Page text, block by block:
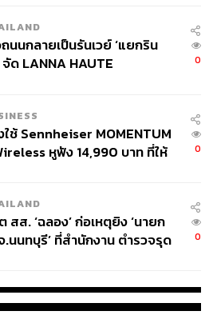
เด็กคนนี้ที่มีต่อมิชูไม่ใช่ความลับ
ปสู่เหตุการณ์ที่น่าประทับใจ เมื่อคน
กัน โดยเหตุการณ์นั้นเกิดขึ้นเมื่อ 2
อยากจะมอบให้คุณ”
ซึ่งอำลาวงการแล้วและมาเป็น
หมายเลข 17 โดยเสื้อตัวนี้มีลาย
นานพร้อมข้อความอวยพรว่า
นานรีบตอบกลับทันทีว่า “ว้าว นี่มัน
ถนนกลายเป็นรันเวย์ ‘แยกริน
จัด LANNA HAUTE
0
ใช้ Sennheiser MOMENTUM
หูฟัง 14,990 บาท ที่ให้
0
สส. ‘ฉลอง’ ก่อเหตุยิง ‘นายก
.นนทบุรี’ ที่สำนักงาน ตำรวจรุด
0